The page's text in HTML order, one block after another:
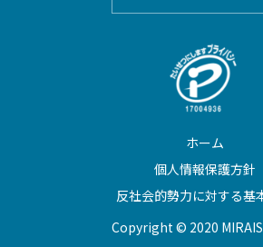
ホーム
個人情報保護方針
反社会的勢力に対する基
Copyright © 2020